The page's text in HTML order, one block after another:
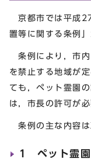
京都市では平成
置等に関する条例
条例により，市内
を禁止する地域が
ても，ペット霊園
は，市長の許可が
条例の主な内容は
1 ペット霊園